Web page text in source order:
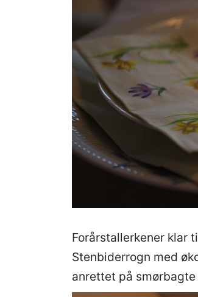
Forårstallerkener klar
Stenbiderrogn med
anrettet på